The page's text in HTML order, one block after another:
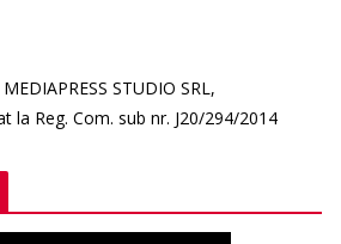
STUDIO SRL,
la Reg. Com. sub nr. J20/294/2014